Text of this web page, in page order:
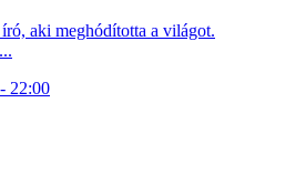
aki meghódította a világot.
22:00